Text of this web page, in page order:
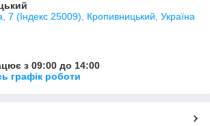
7 (Індекс 25009), Кропивницький, Україна
з 09:00 до 14:00
графік роботи